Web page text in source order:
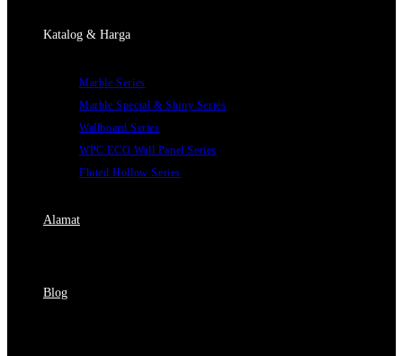
Katalog & Harga
Marble Series
Marble Special & Shiny Series
Wallboard Series
WPC ECO Wall Panel Series
Fluted Hollow Series
Alamat
Blog